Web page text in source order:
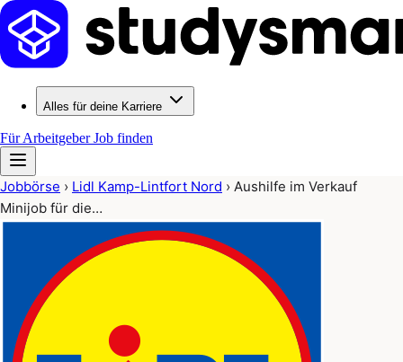
Alles für deine Karriere
Für ArbeitgeberJob finden
Jobbörse › Lidl Kamp-Lintfort Nord › Aushilfe im Verkauf
Minijob für die…